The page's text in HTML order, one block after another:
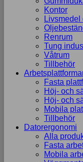
Kontor
Livsmedel
Renrum
Tung
Våtrum
Tillbehör
Fasta
Höj- och
Höj- och
Mobila
Tillbehör
Datorergonomi
Alla
Fasta
Mobila